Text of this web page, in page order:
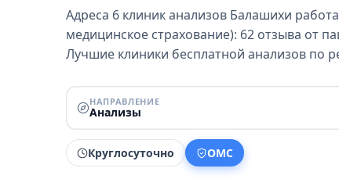
Адреса 6 клиник анализов Балашихи
медицинское страхование): 62 отзыва от
Лучшие клиники бесплатной анализов по
НАПРАВЛЕНИЕ
Анализы
Круглосуточно ОМС